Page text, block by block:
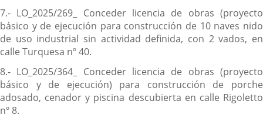
7.- LO_2025/269_ Conceder licencia de obras (proyecto
básico y de ejecución para construcción de 10 naves nido
de uso industrial sin actividad definida, con 2 vados, en
calle Turquesa nº 40.
8.- LO_2025/364_ Conceder licencia de obras (proyecto
básico y de ejecución) para construcción de porche
adosado, cenador y piscina descubierta en calle Rigoletto
nº 8.